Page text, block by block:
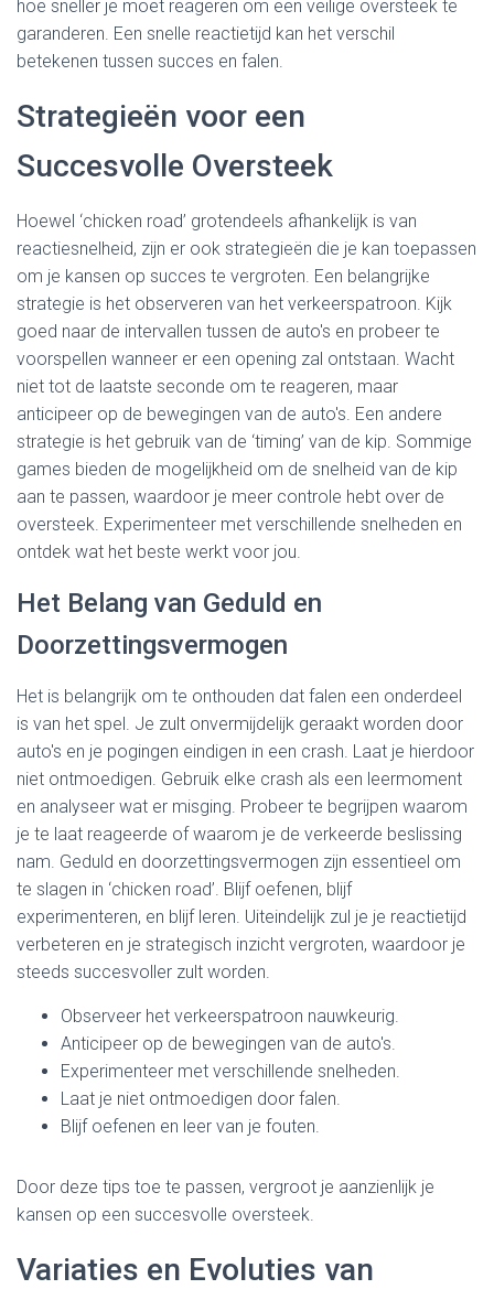
hoe sneller je moet reageren om een veilige oversteek te
garanderen. Een snelle reactietijd kan het verschil
betekenen tussen succes en falen.
Strategieën voor een
Succesvolle Oversteek
Hoewel ‘chicken road’ grotendeels afhankelijk is van
reactiesnelheid, zijn er ook strategieën die je kan toepassen
om je kansen op succes te vergroten. Een belangrijke
strategie is het observeren van het verkeerspatroon. Kijk
goed naar de intervallen tussen de auto's en probeer te
voorspellen wanneer er een opening zal ontstaan. Wacht
niet tot de laatste seconde om te reageren, maar
anticipeer op de bewegingen van de auto's. Een andere
strategie is het gebruik van de ‘timing’ van de kip. Sommige
games bieden de mogelijkheid om de snelheid van de kip
aan te passen, waardoor je meer controle hebt over de
oversteek. Experimenteer met verschillende snelheden en
ontdek wat het beste werkt voor jou.
Het Belang van Geduld en
Doorzettingsvermogen
Het is belangrijk om te onthouden dat falen een onderdeel
is van het spel. Je zult onvermijdelijk geraakt worden door
auto's en je pogingen eindigen in een crash. Laat je hierdoor
niet ontmoedigen. Gebruik elke crash als een leermoment
en analyseer wat er misging. Probeer te begrijpen waarom
je te laat reageerde of waarom je de verkeerde beslissing
nam. Geduld en doorzettingsvermogen zijn essentieel om
te slagen in ‘chicken road’. Blijf oefenen, blijf
experimenteren, en blijf leren. Uiteindelijk zul je je reactietijd
verbeteren en je strategisch inzicht vergroten, waardoor je
steeds succesvoller zult worden.
Observeer het verkeerspatroon nauwkeurig.
Anticipeer op de bewegingen van de auto's.
Experimenteer met verschillende snelheden.
Laat je niet ontmoedigen door falen.
Blijf oefenen en leer van je fouten.
Door deze tips toe te passen, vergroot je aanzienlijk je
kansen op een succesvolle oversteek.
Variaties en Evoluties van